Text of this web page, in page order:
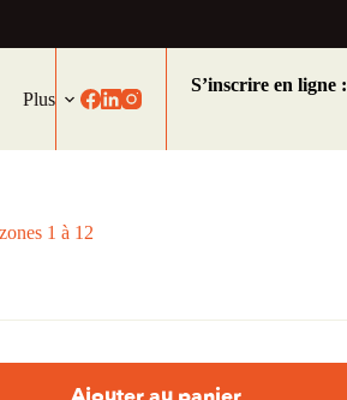
Plus
S’inscrire en ligne :
1 à 12